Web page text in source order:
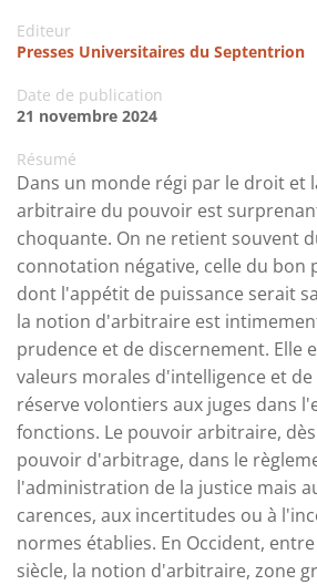
Editeur
Presses Universitaires du Septentrion
Date de publication
21 novembre 2024
Résumé
Dans un monde régi par le droit et
arbitraire du pouvoir est
choquante. On ne retient souvent
connotation négative, celle du bon
dont l'appétit de puissance serait
la notion d'arbitraire est
prudence et de discernement. Elle
valeurs morales d'intelligence et
réserve volontiers aux juges dans
fonctions. Le pouvoir arbitraire,
pouvoir d'arbitrage, dans le
l'administration de la justice mais
carences, aux incertitudes ou à
normes établies. En Occident, entre
siècle, la notion d'arbitraire, zone